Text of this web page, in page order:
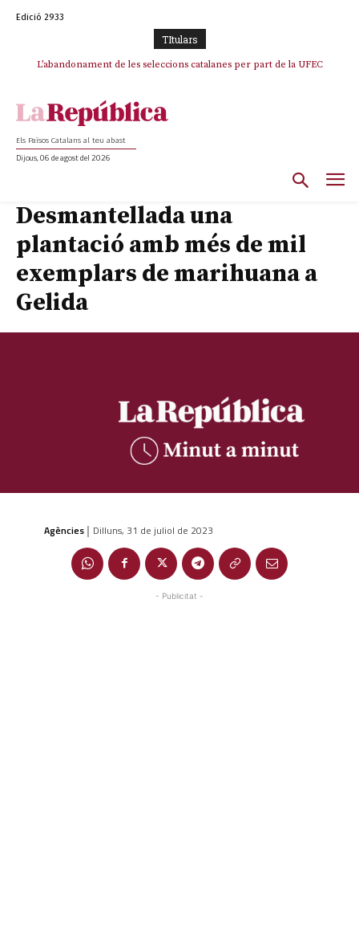
Edició 2933
TItulars
L’abandonament de les seleccions catalanes per part de la UFEC
Els Països Catalans al teu abast
Dijous, 06 de agost del 2026
Desmantellada una
plantació amb més de mil
exemplars de marihuana a
Gelida
Agències | Dilluns, 31 de juliol de 2023
- Publicitat -